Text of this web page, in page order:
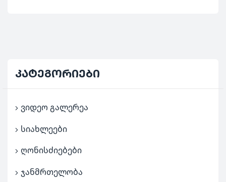
კატეგორიები
ვიდეო გალერეა
სიახლეები
ღონისძიებები
ჯანმრთელობა